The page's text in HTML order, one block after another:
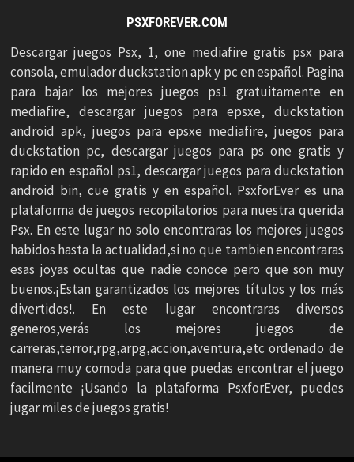
PSXFOREVER.COM
Descargar juegos Psx, 1, one mediafire gratis psx para
consola, emulador duckstation apk y pc en español. Pagina
para bajar los mejores juegos ps1 gratuitamente en
mediafire, descargar juegos para epsxe, duckstation
android apk, juegos para epsxe mediafire, juegos para
duckstation pc, descargar juegos para ps one gratis y
rapido en español ps1, descargar juegos para duckstation
android bin, cue gratis y en español. PsxforEver es una
plataforma de juegos recopilatorios para nuestra querida
Psx. En este lugar no solo encontraras los mejores juegos
habidos hasta la actualidad,si no que tambien encontraras
esas joyas ocultas que nadie conoce pero que son muy
buenos.¡Estan garantizados los mejores títulos y los más
divertidos!. En este lugar encontraras diversos
generos,verás los mejores juegos de
carreras,terror,rpg,arpg,accion,aventura,etc ordenado de
manera muy comoda para que puedas encontrar el juego
facilmente ¡Usando la plataforma PsxforEver, puedes
jugar miles de juegos gratis!